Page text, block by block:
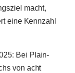
macht,
eine Kennzahl
Bei Plain-
von acht